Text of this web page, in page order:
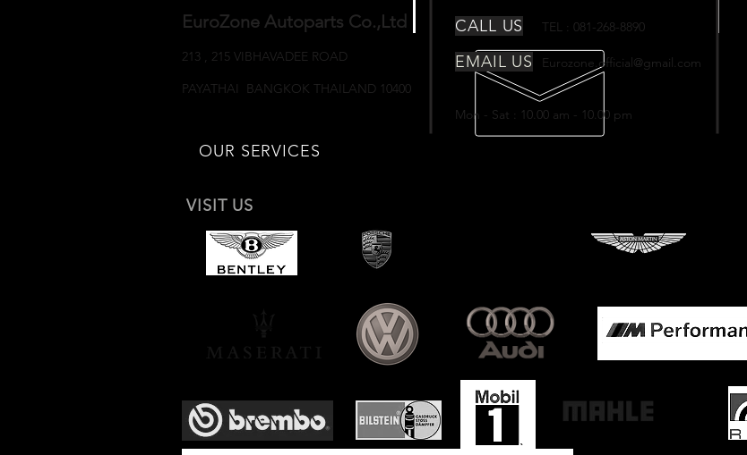
EuroZone Autoparts Co.,Ltd
213 , 215 VIBHAVADEE ROAD
PAYATHAI BANGKOK THAILAND 10400
OUR SERVICES
TEL : 081-268-8890
EMAIL US Eurozone.official@gmail.com
Mon - Sat : 10.00 am - 10.00 pm
CALL US
VISIT US